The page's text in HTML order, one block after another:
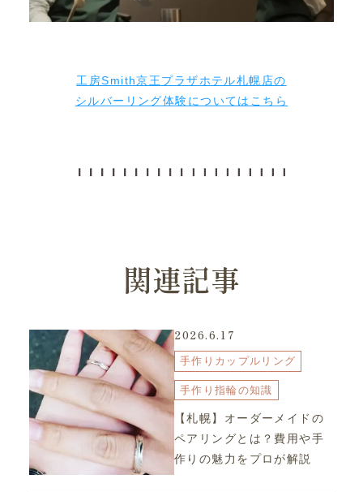
工房Smith京王プラザホテル札幌店の
シルバーリング体験についてはこちら
関連記事
2026.6.17
手作りカップルリング
手作り指輪の知識
【札幌】オーダーメイドの
ペアリングとは？費用や手
作りの魅力をプロが解説